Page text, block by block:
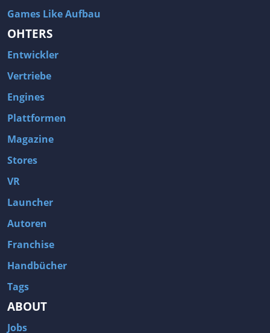
Games Like Aufbau
OHTERS
Entwickler
Vertriebe
Engines
Plattformen
Magazine
Stores
VR
Launcher
Autoren
Franchise
Handbücher
Tags
ABOUT
Jobs